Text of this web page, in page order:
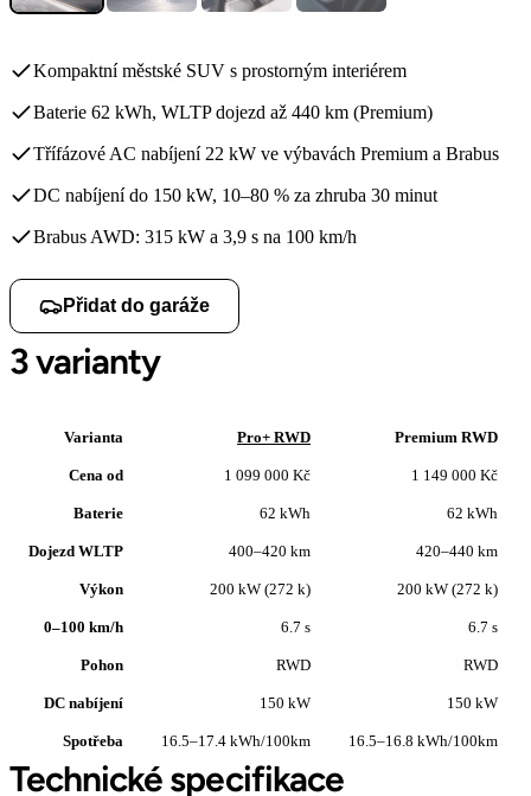
Kompaktní městské SUV s prostorným interiérem
Baterie 62 kWh, WLTP dojezd až 440 km (Premium)
Třífázové AC nabíjení 22 kW ve výbavách Premium a Brabus
DC nabíjení do 150 kW, 10–80 % za zhruba 30 minut
Brabus AWD: 315 kW a 3,9 s na 100 km/h
Přidat do garáže
3 varianty
Varianta Pro+ RWD Premium RWD
Cena od 1 099 000 Kč 1 149 000 Kč
Baterie 62 kWh 62 kWh
Dojezd WLTP 400–420 km 420–440 km
Výkon 200 kW (272 k) 200 kW (272 k)
0–100 km/h 6.7 s 6.7 s
Pohon RWD RWD
DC nabíjení 150 kW 150 kW
Spotřeba 16.5–17.4 kWh/100km 16.5–16.8 kWh/100km
Technické specifikace